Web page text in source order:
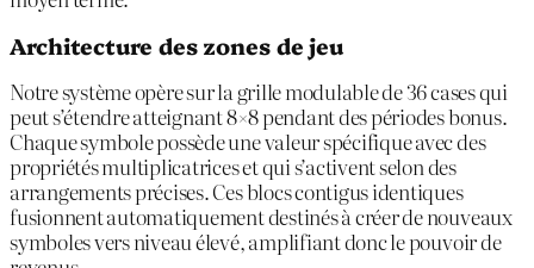
Architecture des zones de jeu
Notre système opère sur la grille modulable de 36 cases qui
peut s’étendre atteignant 8×8 pendant des périodes bonus.
Chaque symbole possède une valeur spécifique avec des
propriétés multiplicatrices et qui s’activent selon des
arrangements précises. Ces blocs contigus identiques
fusionnent automatiquement destinés à créer de nouveaux
symboles vers niveau élevé, amplifiant donc le pouvoir de